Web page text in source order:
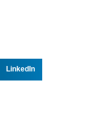
LinkedIn